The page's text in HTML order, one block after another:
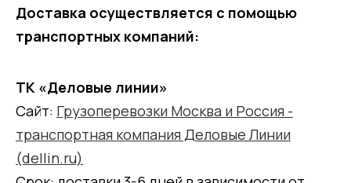
Доставка осуществляется с помощью
транспортных компаний:
ТК «Деловые линии»
Сайт: Грузоперевозки Москва и Россия -
транспортная компания Деловые Линии
(dellin.ru)